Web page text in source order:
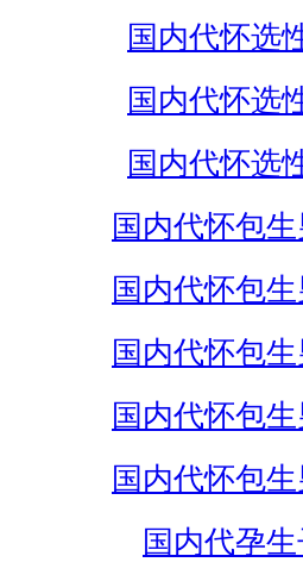
国内代怀选
国内代怀选
国内代怀选
国内代怀包
国内代怀包
国内代怀包
国内代怀包
国内代怀包
国内代孕